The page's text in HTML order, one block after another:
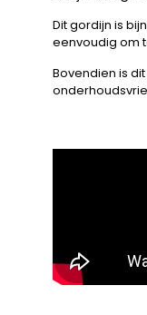
Dit gordijn is
eenvoudig om
Bovendien is